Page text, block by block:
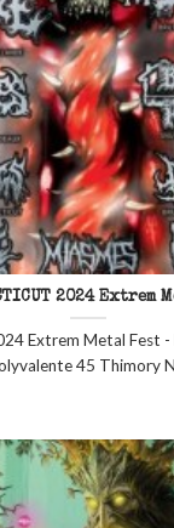
2024 Extrem
Extrem Metal Fest
45 Thimory